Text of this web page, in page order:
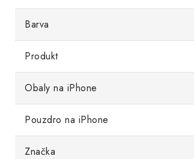
Barva
Produkt
Obaly na iPhone
Pouzdro na iPhone
Značka